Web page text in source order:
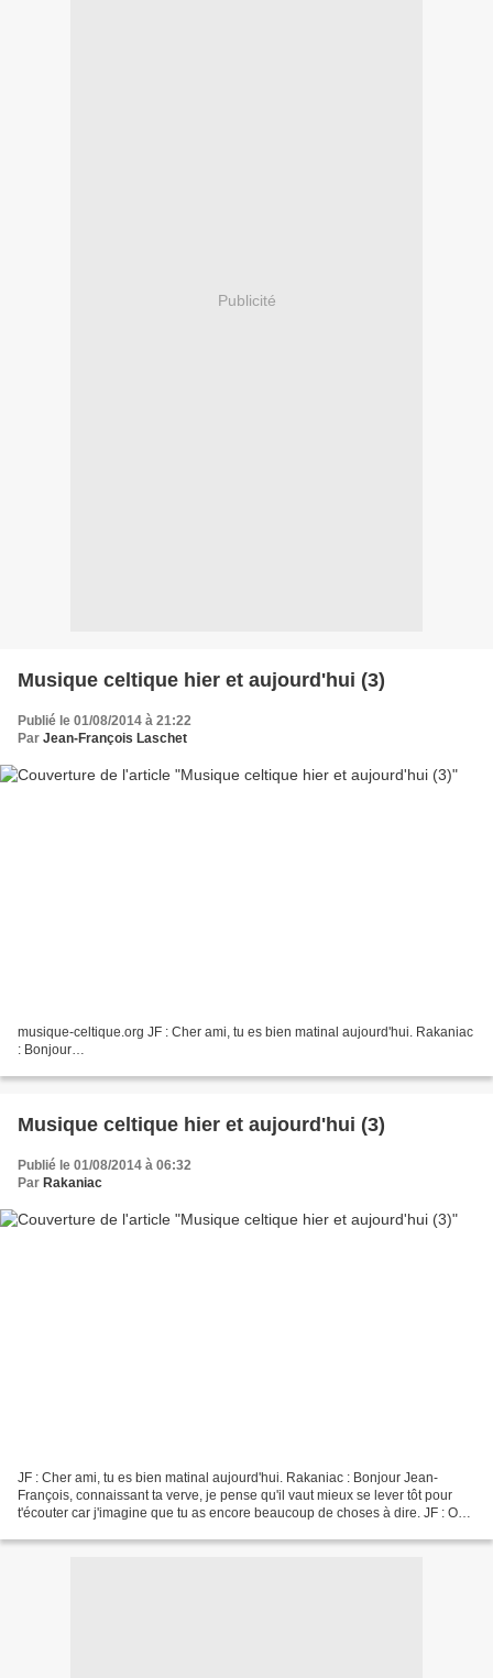
Publicité
Musique celtique hier et aujourd'hui (3)
Publié le 01/08/2014 à 21:22
Par Jean-François Laschet
musique-celtique.org JF : Cher ami, tu es bien matinal aujourd'hui. Rakaniac
: Bonjour…
Musique celtique hier et aujourd'hui (3)
Publié le 01/08/2014 à 06:32
Par Rakaniac
JF : Cher ami, tu es bien matinal aujourd'hui. Rakaniac : Bonjour Jean-
François, connaissant ta verve, je pense qu'il vaut mieux se lever tôt pour
t'écouter car j'imagine que tu as encore beaucoup de choses à dire. JF : Oui,